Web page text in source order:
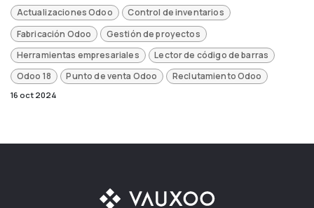
Actualizaciones Odoo
Control de inventarios
Fabricación Odoo
Gestión de proyectos
Herramientas empresariales
Lector de código de barras
Odoo 18
Punto de venta Odoo Reclutamiento Odoo
16 oct 2024